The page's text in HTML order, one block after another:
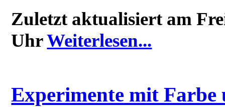
Zuletzt aktualisiert am
UhrWeiterlesen...
Experimente mit Farbe